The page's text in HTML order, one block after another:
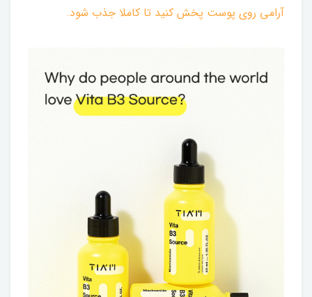
آرامی روی پوست پخش کنید تا کاملا جذب شود.